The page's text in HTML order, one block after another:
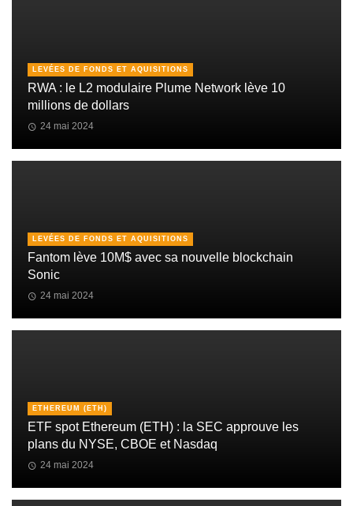
LEVÉES DE FONDS ET AQUISITIONS
RWA : le L2 modulaire Plume Network lève 10
millions de dollars
24 mai 2024
LEVÉES DE FONDS ET AQUISITIONS
Fantom lève 10M$ avec sa nouvelle blockchain
Sonic
24 mai 2024
ETHEREUM (ETH)
ETF spot Ethereum (ETH) : la SEC approuve les
plans du NYSE, CBOE et Nasdaq
24 mai 2024